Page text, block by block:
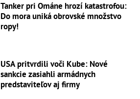
Tanker pri Ománe hrozí katastrofou:
Do mora uniká obrovské množstvo
ropy!
USA pritvrdili voči Kube: Nové
sankcie zasiahli armádnych
predstaviteľov aj firmy